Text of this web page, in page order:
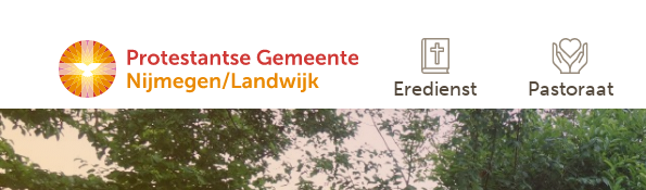
Eredienst Pastoraat